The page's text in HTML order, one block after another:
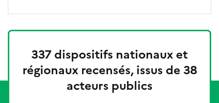
337 dispositifs nationaux et
régionaux recensés, issus de 38
acteurs publics